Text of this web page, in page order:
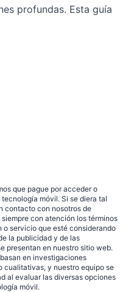
profundas. Esta guía
que pague por acceder o
móvil. Si se diera tal
contacto con nosotros de
con atención los términos
servicio que esté considerando
la publicidad y de las
presentan en nuestro sitio web.
en investigaciones
y nuestro equipo se
al evaluar las diversas opciones
móvil.